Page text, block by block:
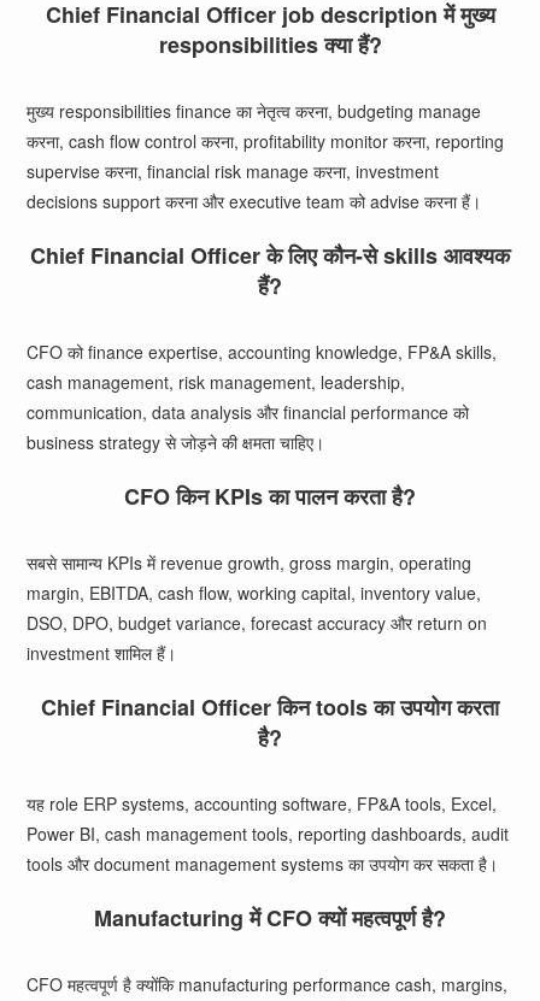
Chief Financial Officer job description में मुख्य
responsibilities क्या हैं?
मुख्य responsibilities finance का नेतृत्व करना, budgeting manage
करना, cash flow control करना, profitability monitor करना, reporting
supervise करना, financial risk manage करना, investment
decisions support करना और executive team को advise करना हैं।
Chief Financial Officer के लिए कौन-से skills आवश्यक
हैं?
CFO को finance expertise, accounting knowledge, FP&A skills,
cash management, risk management, leadership,
communication, data analysis और financial performance को
business strategy से जोड़ने की क्षमता चाहिए।
CFO किन KPIs का पालन करता है?
सबसे सामान्य KPIs में revenue growth, gross margin, operating
margin, EBITDA, cash flow, working capital, inventory value,
DSO, DPO, budget variance, forecast accuracy और return on
investment शामिल हैं।
Chief Financial Officer किन tools का उपयोग करता
है?
यह role ERP systems, accounting software, FP&A tools, Excel,
Power BI, cash management tools, reporting dashboards, audit
tools और document management systems का उपयोग कर सकता है।
Manufacturing में CFO क्यों महत्वपूर्ण है?
CFO महत्वपूर्ण है क्योंकि manufacturing performance cash, margins,